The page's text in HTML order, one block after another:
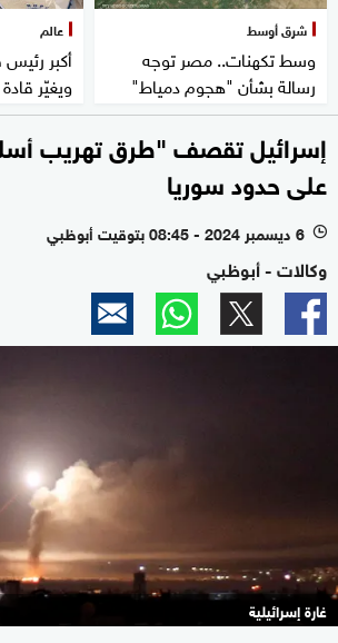
شرق أوسط
وسط تكهنات.. مصر توجه
رسالة بشأن "هجوم دمياط"
عالم
أكبر
ويغيّر
إسرائيل تقصف "طرق تهريب
على حدود سوريا
l 6 ديسمبر 2024 - 08:45 بتوقيت أبوظبي
وكالات - أبوظبي
غارة إسرائيلية